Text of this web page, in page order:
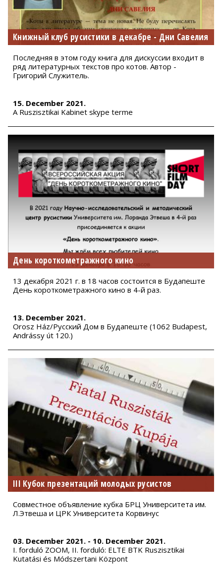
Книжный клуб русистики в декабре - Дни Савелия
Последняя в этом году книга для дискуссии входит в
ряд литературных текстов про котов. Автор -
Григорий Служитель.
15. December 2021.
A Ruszisztikai Kabinet skype terme
День короткометражного кино
13 декабря 2021 г. в 18 часов состоится в Будапеште
День короткометражного кино в 4-й раз.
13. December 2021.
Orosz Ház/Русский Дом в Будапеште (1062 Budapest,
Andrássy út 120.)
III Кубок презентаций молодых русистов
Совместное объявление кубка БРЦ Университета им.
Л.Этвеша и ЦРК Университета Корвинус
03. December 2021. - 10. December 2021.
I. forduló ZOOM, II. forduló: ELTE BTK Ruszisztikai
Kutatási és Módszertani Központ